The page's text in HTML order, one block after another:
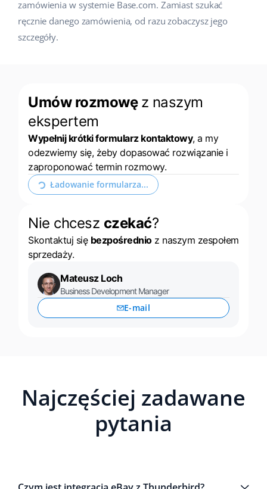
Base Analytics
Base Courier
Case Study
Odwiedź nas na:
polski
中文
zamówienia w systemie Base.com. Zamiast szukać
ręcznie danego zamówienia, od razu zobaczysz jego
szczegóły.
Umów rozmowę z naszym
ekspertem
Wypełnij krótki formularz kontaktowy, a my
odezwiemy się, żeby dopasować rozwiązanie i
zaproponować termin rozmowy.
Rozwiń formularz kontaktowy
Nie chcesz czekać?
Skontaktuj się bezpośrednioz naszym zespołem
sprzedaży.
Mateusz Loch
Business Development Manager
E-mail
Najczęściej zadawane
pytania